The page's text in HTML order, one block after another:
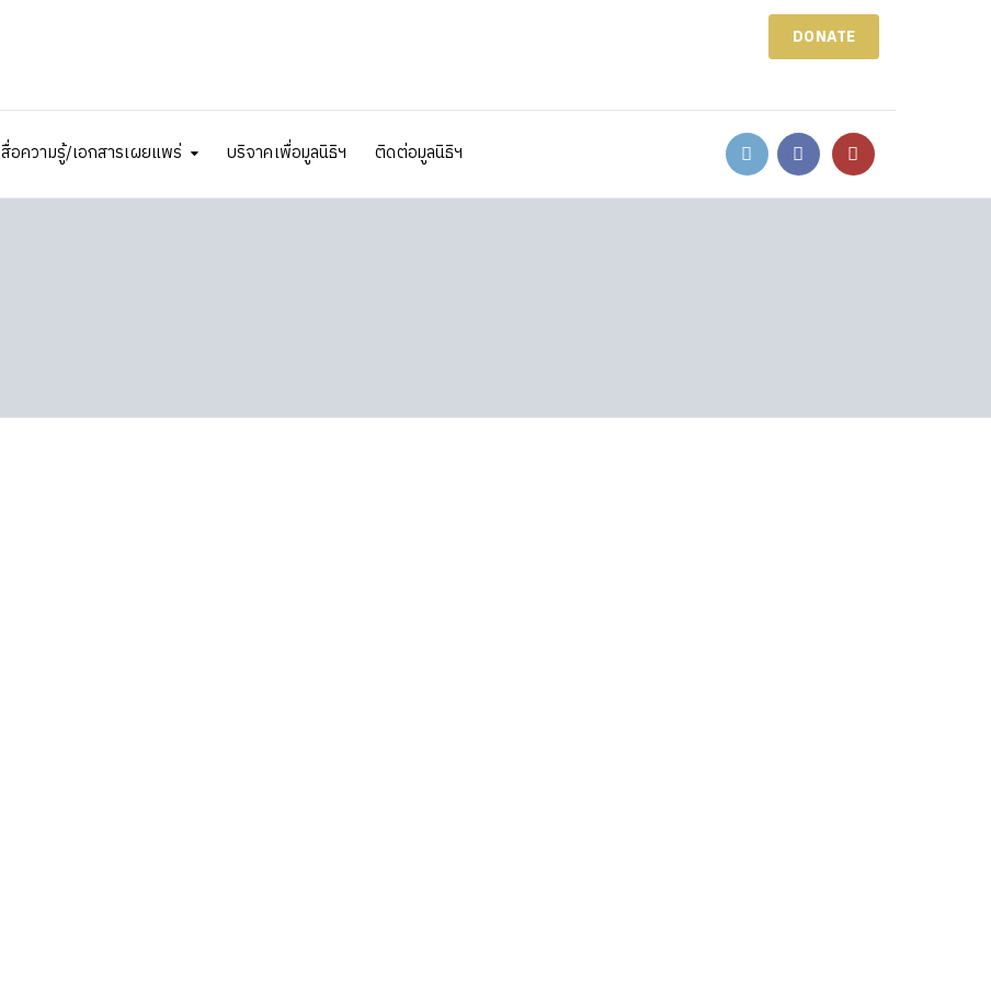
DONATE
สื่อความรู้/เอกสารเผยแพร่ บริจาคเพื่อมูลนิธิฯ ติดต่อมูลนิธิฯ